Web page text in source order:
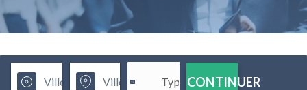
CONTINUER